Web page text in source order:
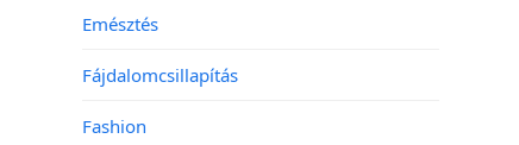
Emésztés
Fájdalomcsillapítás
Fashion